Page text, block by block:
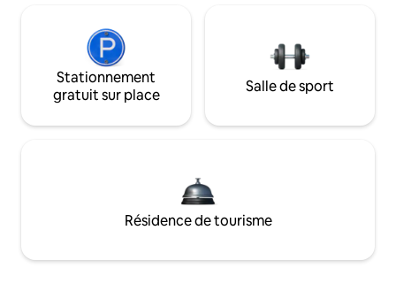
Stationnement
gratuit sur place
Salle de sport
Résidence de tourisme